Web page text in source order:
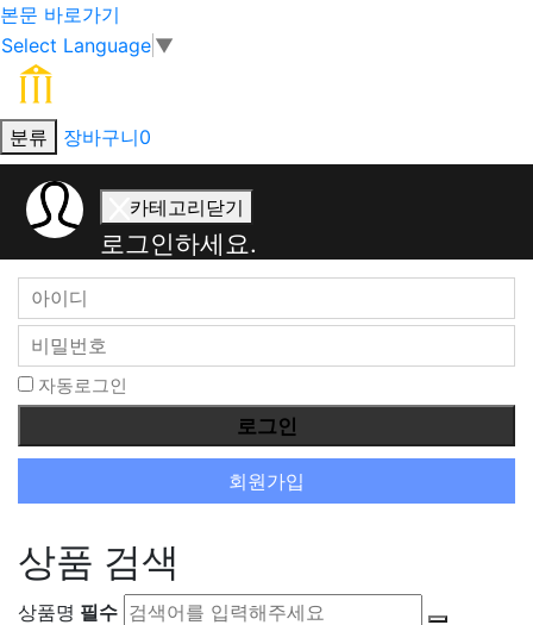
본문 바로가기
Select Language ▼
분류 장바구니0
회
원
로
그
인
카테고리닫기
로그인하세요.
자동로그인
회원가입
상품 검색
상품명 필수